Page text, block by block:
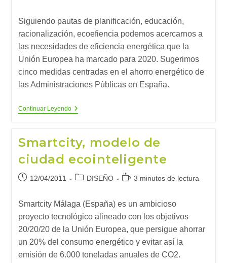
entrada:
entrada:
lectura:
Siguiendo pautas de planificación, educación,
racionalización, ecoefiencia podemos acercarnos a
las necesidades de eficiencia energética que la
Unión Europea ha marcado para 2020. Sugerimos
cinco medidas centradas en el ahorro energético de
las Administraciones Públicas en España.
Continuar Leyendo¿Cómo
Las
Administraciones
Públicas?
Smartcity, modelo de
ciudad ecointeligente
Publicación
entrada:
12/04/2011
Categoría
entrada:
DISEÑO
Tiempo3 minutos de lectura
Smartcity Málaga (España) es un ambicioso
proyecto tecnológico alineado con los objetivos
20/20/20 de la Unión Europea, que persigue ahorrar
un 20% del consumo energético y evitar así la
emisión de 6.000 toneladas anuales de CO2.